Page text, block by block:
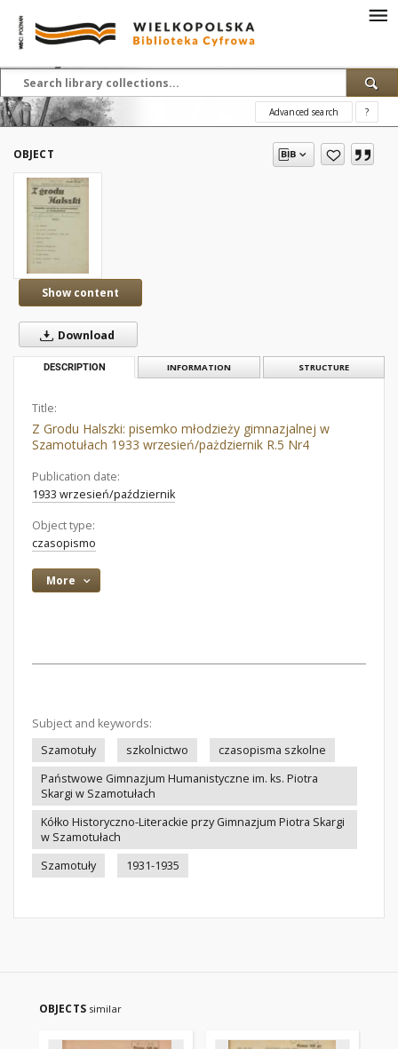
Advanced search ?
OBJECT
Show content
Download
DESCRIPTION INFORMATION STRUCTURE
Title:
Z Grodu Halszki: pisemko młodzieży gimnazjalnej w
Szamotułach 1933 wrzesień/pażdziernik R.5 Nr4
Publication date:
1933 wrzesień/październik
Object type:
czasopismo
More
Subject and keywords:
Szamotuły
szkolnictwo
czasopisma szkolne
Państwowe Gimnazjum Humanistyczne im. ks. Piotra
Skargi w Szamotułach
Kółko Historyczno-Literackie przy Gimnazjum Piotra Skargi
w Szamotułach
Szamotuły
1931-1935
OBJECTS similar